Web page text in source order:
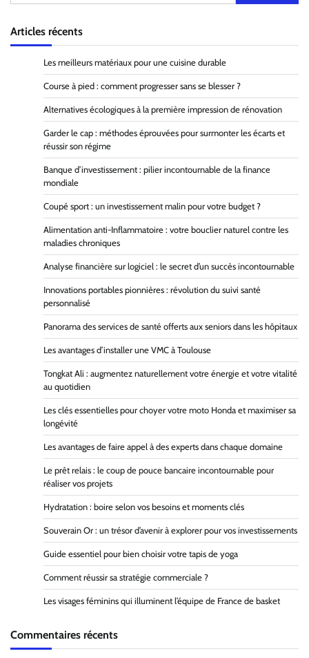
Articles récents
Les meilleurs matériaux pour une cuisine durable
Course à pied : comment progresser sans se blesser ?
Alternatives écologiques à la première impression de rénovation
Garder le cap : méthodes éprouvées pour surmonter les écarts et
réussir son régime
Banque d’investissement : pilier incontournable de la finance
mondiale
Coupé sport : un investissement malin pour votre budget ?
Alimentation anti-Inflammatoire : votre bouclier naturel contre les
maladies chroniques
Analyse financière sur logiciel : le secret d’un succès incontournable
Innovations portables pionnières : révolution du suivi santé
personnalisé
Panorama des services de santé offerts aux seniors dans les hôpitaux
Les avantages d’installer une VMC à Toulouse
Tongkat Ali : augmentez naturellement votre énergie et votre vitalité
au quotidien
Les clés essentielles pour choyer votre moto Honda et maximiser sa
longévité
Les avantages de faire appel à des experts dans chaque domaine
Le prêt relais : le coup de pouce bancaire incontournable pour
réaliser vos projets
Hydratation : boire selon vos besoins et moments clés
Souverain Or : un trésor d’avenir à explorer pour vos investissements
Guide essentiel pour bien choisir votre tapis de yoga
Comment réussir sa stratégie commerciale ?
Les visages féminins qui illuminent l’équipe de France de basket
Commentaires récents